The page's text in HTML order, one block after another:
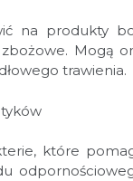
na produkty
zbożowe. Mogą
trawienia.
które